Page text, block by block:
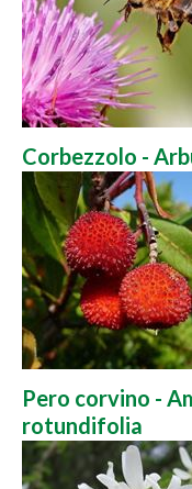
Corbezzolo -
Pero corvino -
rotundifolia